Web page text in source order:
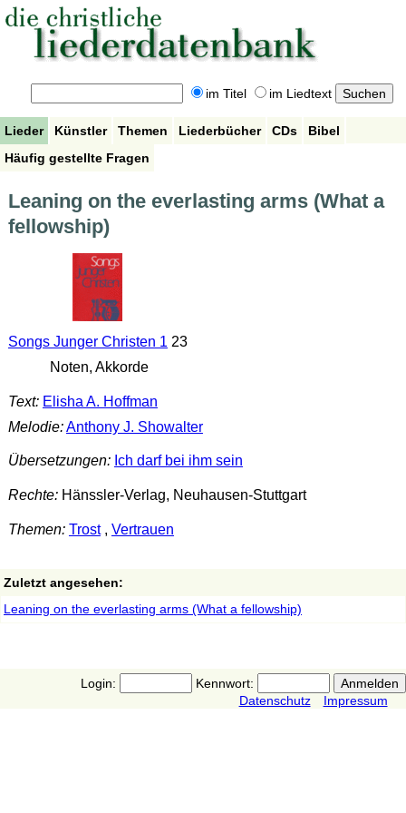
im Titel im Liedtext
Lieder Künstler Themen Liederbücher CDs
Bibel
Häufig gestellte Fragen
Leaning on the everlasting arms (What a
fellowship)
Songs Junger Christen 1 23
Noten, Akkorde
Text: Elisha A. Hoffman
Melodie:Anthony J. Showalter
Übersetzungen: Ich darf bei ihm sein
Rechte:Hänssler-Verlag, Neuhausen-Stuttgart
Themen: Trost, Vertrauen
Zuletzt angesehen:
Leaning on the everlasting arms (What a fellowship)
Login:
Kennwort:
Datenschutz
Impressum